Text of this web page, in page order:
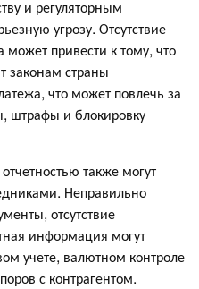
и регуляторным
угрозу. Отсутствие
привести к тому, что
законам страны
что может повлечь за
штрафы и блокировку
также могут
Неправильно
отсутствие
информация могут
учете, валютном контроле
с контрагентом.